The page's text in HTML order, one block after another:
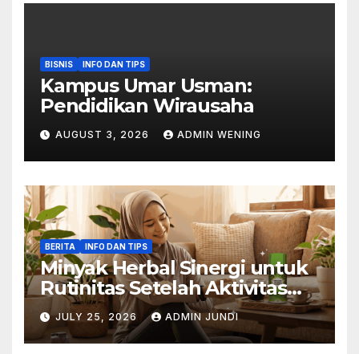
BISNIS INFO DAN TIPS
Kampus Umar Usman:
Pendidikan Wirausaha
AUGUST 3, 2026 ADMIN WENING
BERITA INFO DAN TIPS
Minyak Herbal Sinergi untuk
Rutinitas Setelah Aktivitas
Padat
JULY 25, 2026 ADMIN JUNDI